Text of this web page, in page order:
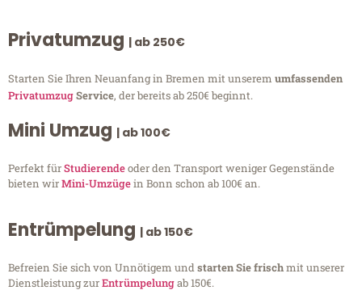
Privatumzug | ab 250€
Starten Sie Ihren Neuanfang in Bremen mit unserem umfassenden
PrivatumzugService, der bereits ab 250€ beginnt.
Mini Umzug | ab 100€
Perfekt fürStudierendeoder den Transport weniger Gegenstände
bieten wirMini-Umzügein Bonn schon ab 100€ an.
Entrümpelung | ab 150€
Befreien Sie sich von Unnötigem undstarten Sie frischmit unserer
Dienstleistung zurEntrümpelungab 150€.